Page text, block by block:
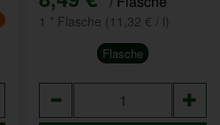
1 * Flasche (11,32 € / l)
Flasche